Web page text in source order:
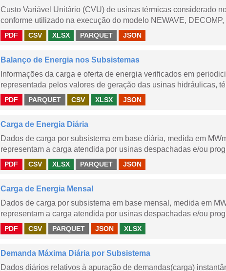
Custo Variável Unitário (CVU) de usinas térmicas considerado
conforme utilizado na execução do modelo NEWAVE,
PDF CSV XLSX PARQUET JSON
Balanço de Energia nos Subsistemas
Informações da carga e oferta de energia verificados em
representada pelos valores de geração das usinas hidráulicas,
PDF PARQUET CSV XLSX JSON
Carga de Energia Diária
Dados de carga por subsistema em base diária, medida em
representam a carga atendida por usinas despachadas e/ou
PDF CSV XLSX PARQUET JSON
Carga de Energia Mensal
Dados de carga por subsistema em base mensal, medida em
representam a carga atendida por usinas despachadas e/ou
PDF CSV PARQUET JSON XLSX
Demanda Máxima Diária por Subsistema
Dados diários relativos à apuração de demandas(carga)